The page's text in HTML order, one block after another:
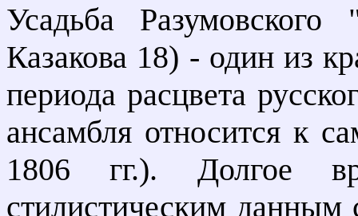
Усадьба
Казакова 18) - один из
периода расцвета
ансамбля относится к
1806 гг.). Долгое
стилистическим данным